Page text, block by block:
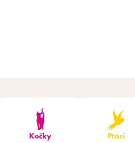
Kočky Ptáci